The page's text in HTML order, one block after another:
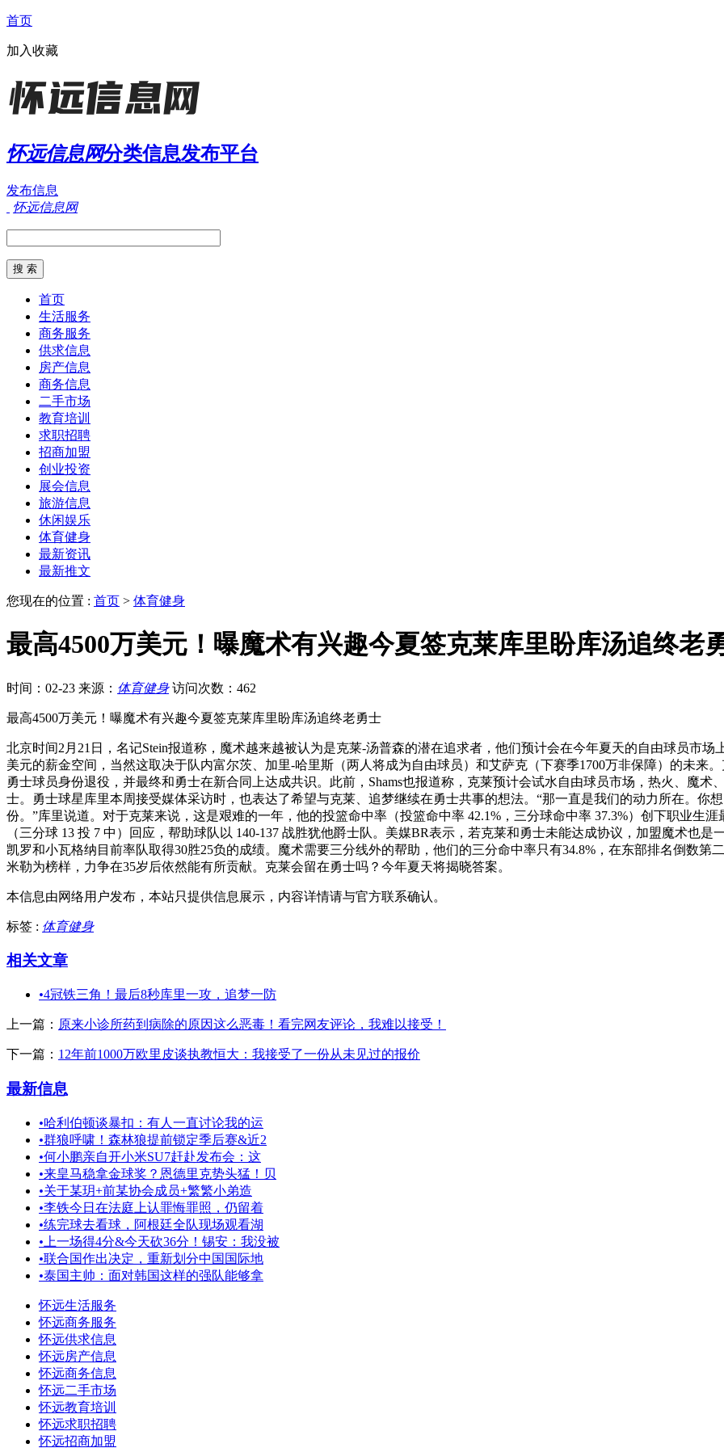
首页
加入收藏
怀远信息网分类信息发布平台
发布信息
怀远信息网
首页
生活服务
商务服务
供求信息
房产信息
商务信息
二手市场
教育培训
求职招聘
招商加盟
创业投资
展会信息
旅游信息
休闲娱乐
体育健身
最新资讯
最新推文
您现在的位置 : 首页 > 体育健身
最高4500万美元！曝魔术有兴趣今夏签克莱库里盼库汤追终老
时间：02-23 来源： 体育健身 访问次数：462
最高4500万美元！曝魔术有兴趣今夏签克莱库里盼库汤追终老勇士
北京时间2月21日，名记Stein报道称，魔术越来越被认为是克莱-汤普森的潜在追求者，他们预计会在今年夏天的自由球员市场
美元的薪金空间，当然这取决于队内富尔茨、加里-哈里斯（两人将成为自由球员）和艾萨克（下赛季1700万非保障）的未来
勇士球员身份退役，并最终和勇士在新合同上达成共识。此前，Shams也报道称，克莱预计会试水自由球员市场，热火、魔
士。勇士球星库里本周接受媒体采访时，也表达了希望与克莱、追梦继续在勇士共事的想法。“那一直是我们的动力所在。你
份。”库里说道。对于克莱来说，这是艰难的一年，他的投篮命中率（投篮命中率 42.1%，三分球命中率 37.3%）创下职业生
（三分球 13 投 7 中）回应，帮助球队以 140-137 战胜犹他爵士队。美媒BR表示，若克莱和勇士未能达成协议，加盟魔术也
凯罗和小瓦格纳目前率队取得30胜25负的成绩。魔术需要三分线外的帮助，他们的三分命中率只有34.8%，在东部排名倒数
米勒为榜样，力争在35岁后依然能有所贡献。克莱会留在勇士吗？今年夏天将揭晓答案。
本信息由网络用户发布， 本站只提供信息展示，内容详情请与官方联系确认。
标签 : 体育健身
相关文章
•4冠铁三角！最后8秒库里一攻，追梦一防
上一篇： 原来小诊所药到病除的原因这么恶毒！看完网友评论，我难以接受！
下一篇： 12年前1000万欧里皮谈执教恒大：我接受了一份从未见过的报价
最新信息
•哈利伯顿谈暴扣：有人一直讨论我的运
•群狼呼啸！森林狼提前锁定季后赛&近2
•何小鹏亲自开小米SU7赶赴发布会：这
•来皇马稳拿金球奖？恩德里克势头猛！贝
•关于某玥+前某协会成员+繁繁小弟造
•李铁今日在法庭上认罪悔罪照，仍留着
•练完球去看球，阿根廷全队现场观看湖
• 上一场得4分&今天砍36分！锡安：我没被
•联合国作出决定，重新划分中国国际地
•泰国主帅：面对韩国这样的强队能够拿
怀远生活服务
怀远商务服务
怀远供求信息
怀远房产信息
怀远商务信息
怀远二手市场
怀远教育培训
怀远求职招聘
怀远招商加盟